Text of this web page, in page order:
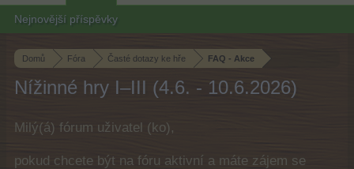
Domů Fóra Časté dotazy ke hře FAQ - Akce
Nížinné hry I–III (4.6. - 10.6.2026)
Milý(á) fórum uživatel (ko),
pokud chcete být na fóru aktivní a máte zájem se
Nejnovější příspěvky